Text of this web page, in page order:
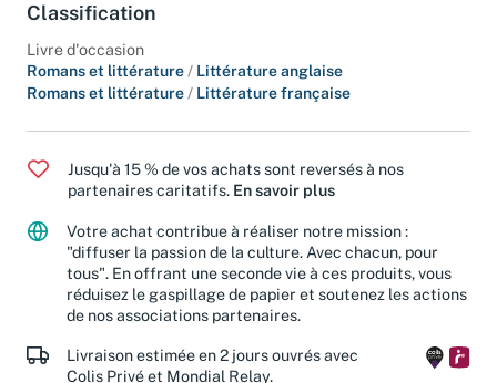
Classification
Livre d'occasion
Romans et littérature / Littérature anglaise
Romans et littérature / Littérature française
Jusqu'à 15 % de vos achats sont reversés à nos
partenaires caritatifs. En savoir plus
Votre achat contribue à réaliser notre mission :
"diffuser la passion de la culture. Avec chacun, pour
tous". En offrant une seconde vie à ces produits, vous
réduisez le gaspillage de papier et soutenez les actions
de nos associations partenaires.
Livraison estimée en 2 jours ouvrés avec
Colis Privé et Mondial Relay.